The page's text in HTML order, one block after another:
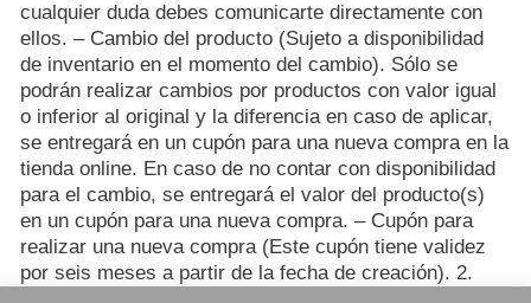
cualquier duda debes comunicarte directamente con
ellos. – Cambio del producto (Sujeto a disponibilidad
de inventario en el momento del cambio). Sólo se
podrán realizar cambios por productos con valor igual
o inferior al original y la diferencia en caso de aplicar,
se entregará en un cupón para una nueva compra en la
tienda online. En caso de no contar con disponibilidad
para el cambio, se entregará el valor del producto(s)
en un cupón para una nueva compra. – Cupón para
realizar una nueva compra (Este cupón tiene validez
por seis meses a partir de la fecha de creación). 2.